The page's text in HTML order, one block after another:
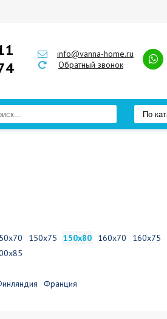
info@vanna-home.ru
Обратный звонок
150х75 150х80 160х70 160х75
Франция